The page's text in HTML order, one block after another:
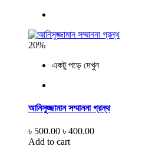
20%
একটু পড়ে দেখুন
আনিসুজ্জামান সম্মাননা গ্রন্থ
৳ 500.00 ৳ 400.00
Add to cart